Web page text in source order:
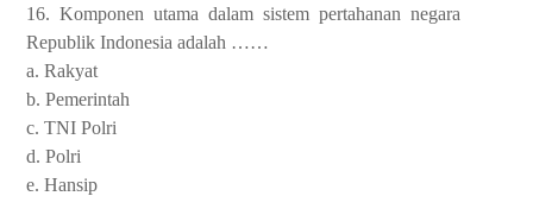
16. Komponen utama dalam sistem pertahanan negara
Republik Indonesia adalah ……
a. Rakyat
b. Pemerintah
c. TNI Polri
d. Polri
e. Hansip